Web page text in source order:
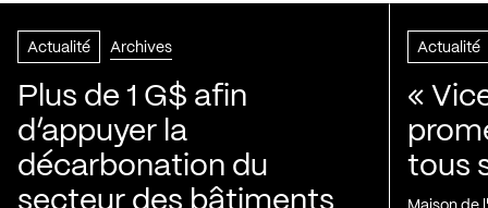
Actualité Archives
Plus de 1 G$ afin
d’appuyer la
décarbonation du
secteur des bâtiments
Actualité
«
tous